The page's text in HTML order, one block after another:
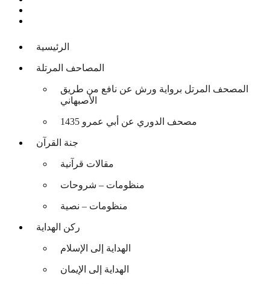
الرئيسية
المصاحف المرتلة
المصحف المرتل برواية ورش عن نافع من طريق
الأصبهاني
مصحف الدوري عن أبي عمرو 1435
جنة القرآن
مقالات قرآنية
منظومات – شروحات
منظومات – نصية
ركن الهداية
الهداية إلى الإسلام
الهداية إلى الإيمان